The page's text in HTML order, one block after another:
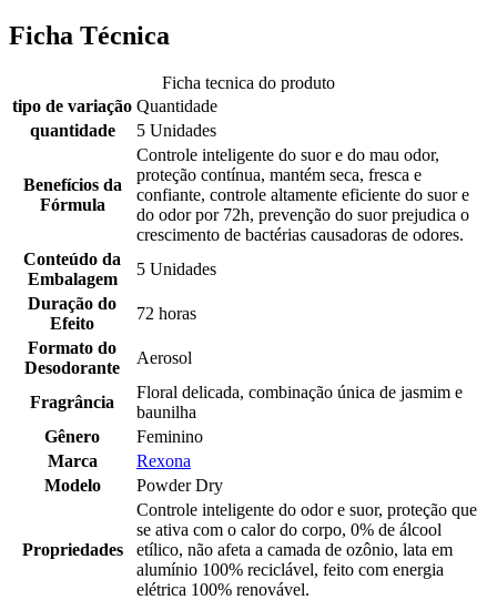
Ficha Técnica
Ficha tecnica do produto
tipo de variação Quantidade
quantidade
5 Unidades
Benefícios da
Fórmula
Controle inteligente do suor e do mau odor,
proteção contínua, mantém seca, fresca e
confiante, controle altamente eficiente do suor e
do odor por 72h, prevenção do suor prejudica o
crescimento de bactérias causadoras de odores.
Conteúdo da
Embalagem
5 Unidades
Duração do
Efeito
72 horas
Formato do
Desodorante
Aerosol
Fragrância
Floral delicada, combinação única de jasmim e
baunilha
Gênero
Feminino
Marca
Rexona
Modelo
Powder Dry
Propriedades
Controle inteligente do odor e suor, proteção que
se ativa com o calor do corpo, 0% de álcool
etílico, não afeta a camada de ozônio, lata em
alumínio 100% reciclável, feito com energia
elétrica 100% renovável.